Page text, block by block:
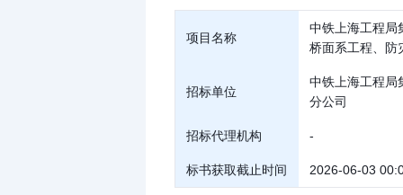
项目名称
中铁上海工程局
桥面系工程、防
招标单位
中铁上海工程局
分公司
招标代理机构 -
标书获取截止时间 2026-06-03